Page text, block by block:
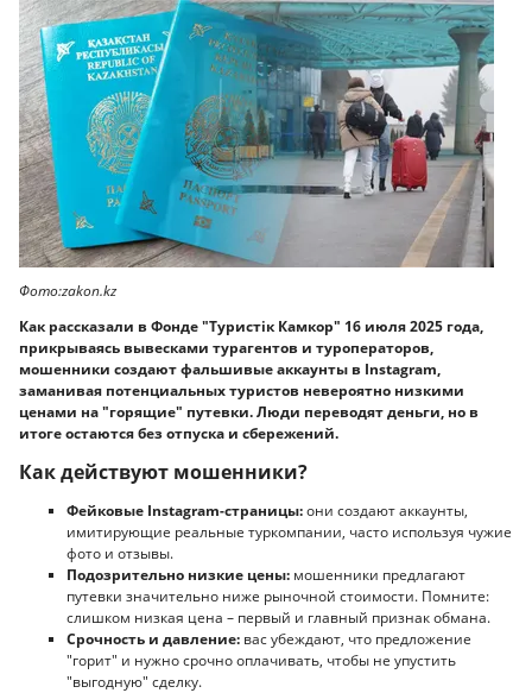
Фото:zakon.kz
Как рассказали в Фонде "Туристiк Камкор" 16 июля 2025 года,
прикрываясь вывесками турагентов и туроператоров,
мошенники создают фальшивые аккаунты в Instagram,
заманивая потенциальных туристов невероятно низкими
ценами на "горящие" путевки. Люди переводят деньги, но в
итоге остаются без отпуска и сбережений.
Как действуют мошенники?
Фейковые Instagram-страницы:они создают аккаунты,
имитирующие реальные туркомпании, часто используя чужие
фото и отзывы.
Подозрительно низкие цены: мошенники предлагают
путевки значительно ниже рыночной стоимости. Помните:
слишком низкая цена – первый и главный признак обмана.
Срочность и давление: вас убеждают, что предложение
"горит" и нужно срочно оплачивать, чтобы не упустить
"выгодную" сделку.